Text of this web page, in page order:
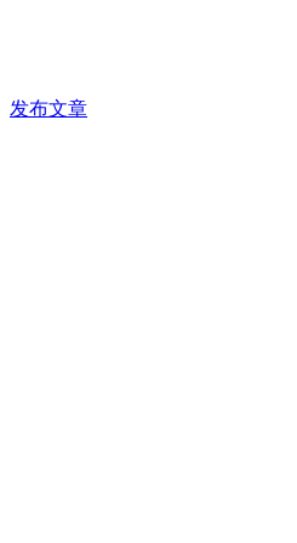
发布文章